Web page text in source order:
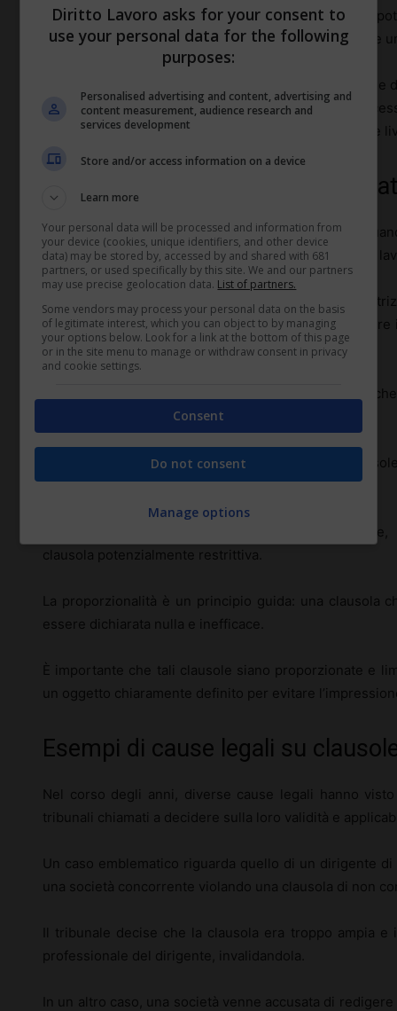
fondamentale: una clausola di fedeltà mal costruita
ridurre la motivazione dei dipendenti, anziché favorire
La rilevanza di queste clausole varia anche in
dipendente: posizioni con alta responsabilità
e
protezioni maggiori rispetto a ruoli operativi di minore
Quando una clausola è
Unaclausola di fedeltàviene considerata abusiva
tra la protezione degli interessi aziendali e i diritti del
Questo succede quando la clausola impone
indefinitamente la possibilità del dipendente di
del rapporto di lavoro.
Una clausola abusiva potrebbe essere anche quella
modo irragionevole il suo ambito di restrizione.
La giurisprudenza tende a dichiarare nulle tali
non corrisponde un adeguato vantaggio o compenso.
L’esistenza di un’indennità compensatoria
clausola potenzialmente restrittiva.
La proporzionalità è un principio guida: una clausola
essere dichiarata nulla e inefficace.
È importante che tali clausole siano proporzionate e
un oggetto chiaramente definito per evitare
Esempi di cause legali su
Nel corso degli anni, diverse cause legali hanno
tribunali chiamati a decidere sulla loro validità e
Un caso emblematico riguarda quello di un dirigente
una società concorrente violando una clausola di non
Il tribunale decise che la clausola era troppo ampia
professionale del dirigente, invalidandola.
In un altro caso, una società venne accusata di
Diritto Lavoro asks for your consent to
use your personal data for the following
purposes:
Personalised advertising and content, advertising and
content measurement, audience research and
services development
Store and/or access information on a device
Learn more
Your personal data will be processed and information from
your device (cookies, unique identifiers, and other device
data) may be stored by, accessed by and shared with 681
partners, or used specifically by this site. We and our partners
may use precise geolocation data. List of partners.
Some vendors may process your personal data on the basis
of legitimate interest, which you can object to by managing
your options below. Look for a link at the bottom of this page
or in the site menu to manage or withdraw consent in privacy
and cookie settings.
Consent
Do not consent
Manage options